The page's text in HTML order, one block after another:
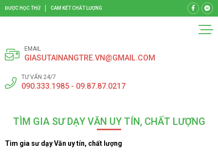
ĐƯỢC HỌC THỬ CAM KẾT CHẤT LƯỢNG
EMAIL
GIASUTAINANGTRE.VN@GMAIL.COM
TƯ VẤN 24/7
090.333.1985 - 09.87.87.0217
TÌM GIA SƯ DẠY VĂN UY TÍN, CHẤT LƯỢNG
Tìm gia sư dạy Văn uy tín, chất lượng